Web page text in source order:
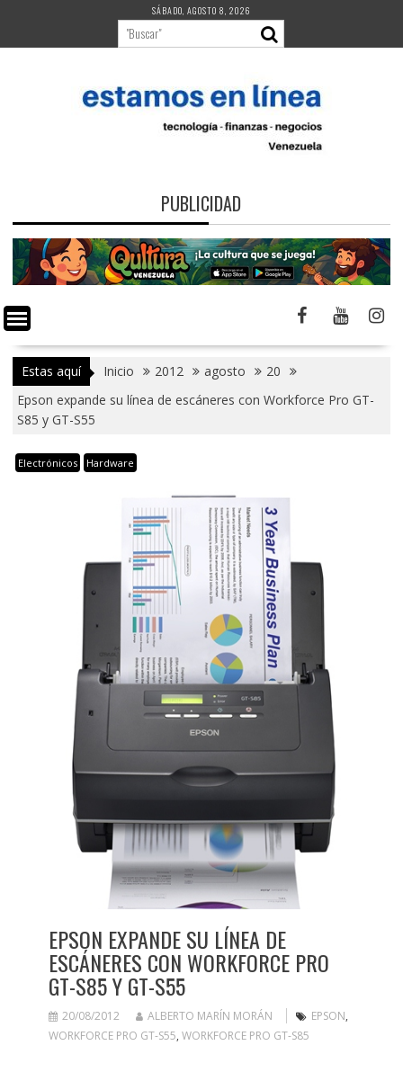
contenido
SÁBADO, AGOSTO 8, 2026
PUBLICIDAD
Estas aquí Inicio 2012 agosto
20
Epson expande su línea de escáneres con Workforce Pro GT-
S85 y GT-S55
Electrónicos Hardware
EPSON EXPANDE SU LÍNEA DE
ESCÁNERES CON WORKFORCE PRO
GT-S85 Y GT-S55
20/08/2012 ALBERTO MARÍN MORÁN EPSON,
WORKFORCE PRO GT-S55, WORKFORCE PRO GT-S85